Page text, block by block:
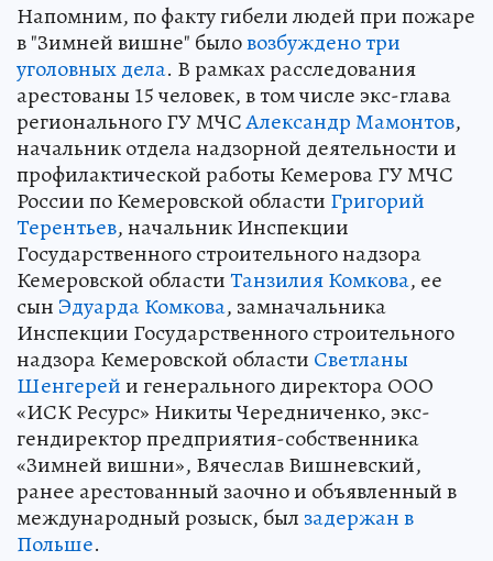
Напомним, по факту гибели людей при пожаре
в "Зимней вишне" быловозбуждено три
уголовных дела. В рамках расследования
арестованы 15 человек, в том числе экс-глава
регионального ГУ МЧСАлександр Мамонтов,
начальник отдела надзорной деятельности и
профилактической работы Кемерова ГУ МЧС
России по Кемеровской области Григорий
Терентьев, начальник Инспекции
Государственного строительного надзора
Кемеровской областиТанзилия Комкова, ее
сын Эдуарда Комкова, замначальника
Инспекции Государственного строительного
надзора Кемеровской области Светланы
Шенгерейи генерального директора ООО
«ИСК Ресурс» Никиты Чередниченко, экс-
гендиректор предприятия-собственника
«Зимней вишни», Вячеслав Вишневский,
ранее арестованный заочно и объявленный в
международный розыск, был задержан в
Польше.